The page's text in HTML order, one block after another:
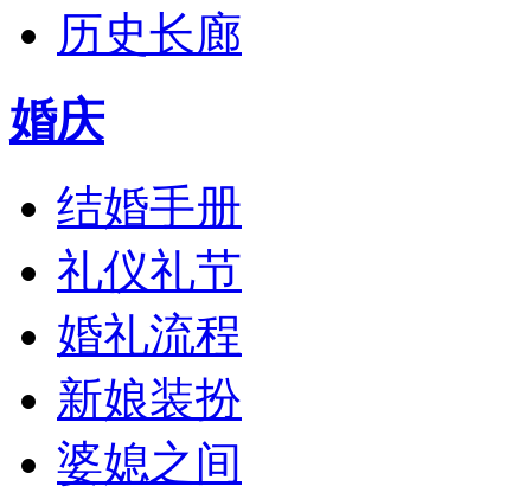
历史长廊
婚庆
结婚手册
礼仪礼节
婚礼流程
新娘装扮
婆媳之间